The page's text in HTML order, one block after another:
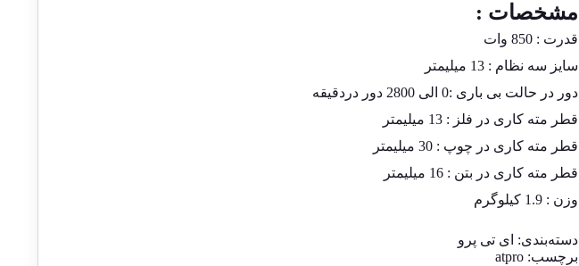
مشخصات :
قدرت : 850 وات
سایز سه نظام : 13 میلیمتر
دور در حالت بی باری :0 الی 2800 دور دردقیقه
قطر مته کاری در فلز : 13 میلیمتر
قطر مته کاری در چوپ : 30 میلیمتر
قطر مته کاری در بتن : 16 میلیمتر
وزن : 1.9 کیلوگرم
دسته‌بندی: ای تی پرو
برچسب: atpro